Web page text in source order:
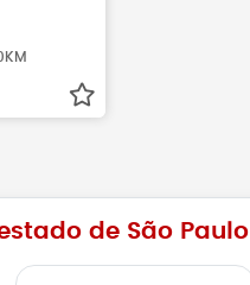
de São Paulo